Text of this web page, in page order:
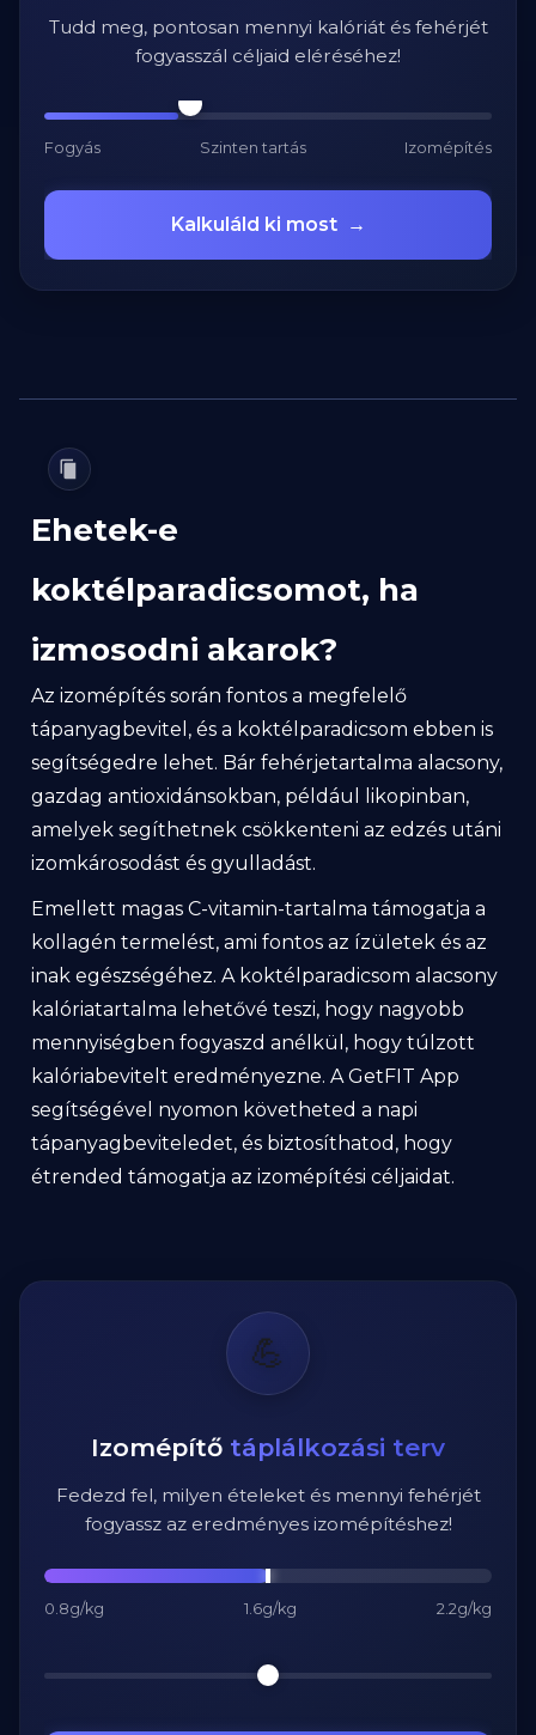
Tudd meg, pontosan mennyi kalóriát és fehérjét
fogyasszál céljaid eléréséhez!
Fogyás Szinten tartás Izomépítés
Kalkuláld ki most →
Ehetek-e
koktélparadicsomot, ha
izmosodni akarok?
Az izomépítés során fontos a megfelelő
tápanyagbevitel, és a koktélparadicsom ebben is
segítségedre lehet. Bár fehérjetartalma alacsony,
gazdag antioxidánsokban, például likopinban,
amelyek segíthetnek csökkenteni az edzés utáni
izomkárosodást és gyulladást.
Emellett magas C-vitamin-tartalma támogatja a
kollagén termelést, ami fontos az ízületek és az
inak egészségéhez. A koktélparadicsom alacsony
kalóriatartalma lehetővé teszi, hogy nagyobb
mennyiségben fogyaszd anélkül, hogy túlzott
kalóriabevitelt eredményezne. A GetFIT App
segítségével nyomon követheted a napi
tápanyagbeviteledet, és biztosíthatod, hogy
étrended támogatja az izomépítési céljaidat.
💪
Izomépítő táplálkozási terv
Fedezd fel, milyen ételeket és mennyi fehérjét
fogyassz az eredményes izomépítéshez!
0.8g/kg 1.6g/kg 2.2g/kg